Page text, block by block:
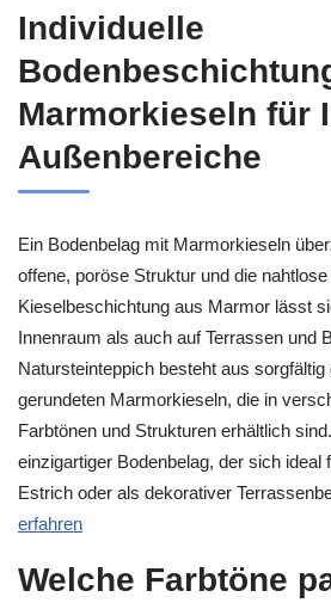
Individuelle
Marmorkieseln für
Außenbereiche
Ein Bodenbelag mit Marmorkieseln
offene, poröse Struktur und die
Kieselbeschichtung aus Marmor lässt
Innenraum als auch auf Terrassen und
Natursteinteppich besteht aus
gerundeten Marmorkieseln, die in
Farbtönen und Strukturen erhältlich
einzigartiger Bodenbelag, der sich ideal
Estrich oder als dekorativer
erfahren
Welche Farbtöne